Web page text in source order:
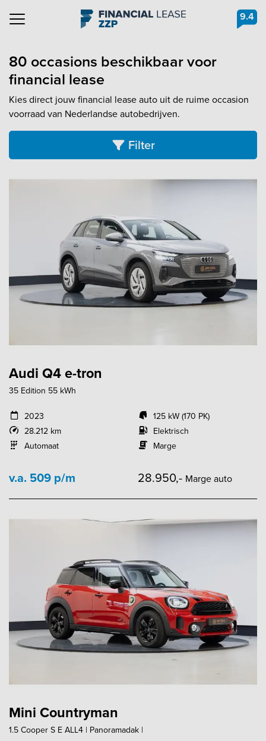
Navigation 9.4
80 occasions beschikbaar voor
financial lease
Kies direct jouw financial lease auto uit de ruime occasion
voorraad van Nederlandse autobedrijven.
Filter
Audi Q4 e-tron
35 Edition 55 kWh
2023
28.212 km
Automaat
125 kW (170 PK)
Elektrisch
Marge
v.a. 509 p/m 28.950,- Marge auto
Mini Countryman
1.5 Cooper S E ALL4 | Panoramadak |